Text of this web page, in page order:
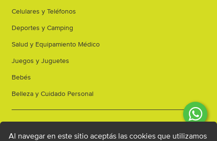
Al navegar en este sitio aceptás las cookies que utilizamos
Celulares y Teléfonos
Deportes y Camping
Salud y Equipamiento Médico
Juegos y Juguetes
Bebés
Belleza y Cuidado Personal
Consultanos! L a